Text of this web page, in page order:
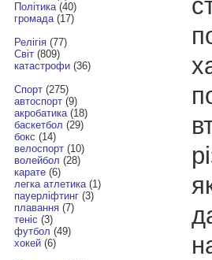
Політика(40)
громада(17)
Релігія(77)
Світ(809)
катастрофи(36)
Спорт(275)
автоспорт(9)
акробатика(18)
баскетбол (29)
бокс (14)
велоспорт(10)
волейбол (28)
карате(6)
легка атлетика(1)
пауерліфтинг(3)
плавання(7)
теніс (3)
футбол (49)
хокей(6)